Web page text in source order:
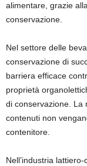
alimentare, grazie
conservazione.
Nel settore delle
conservazione di
barriera efficace
proprietà
di conservazione. La
contenuti non
contenitore.
Nell’industria